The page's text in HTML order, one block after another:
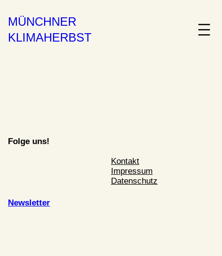
MÜNCHNER
KLIMAHERBST
Folge uns!
Newsletter
Kontakt
Impressum
Datenschutz